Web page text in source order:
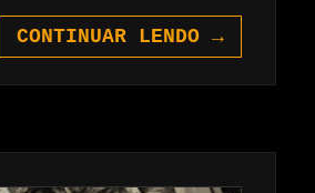
CONTINUAR LENDO →